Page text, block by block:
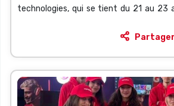
technologies, qui se tient du 21 au 23
Partager